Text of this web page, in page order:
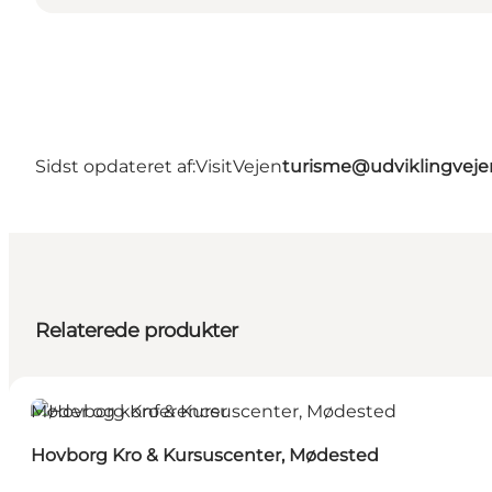
Sidst opdateret af:VisitVejen
Relaterede produkter
Møder og konferencer
Hovborg Kro & Kursuscenter, Mødested